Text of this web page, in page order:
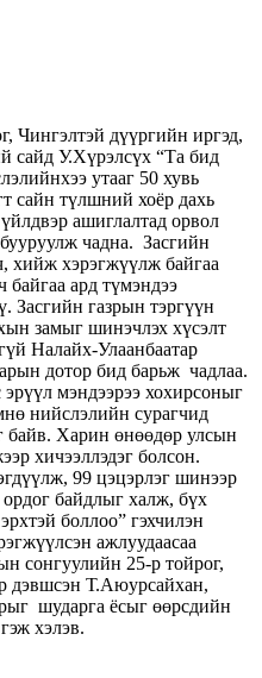
Чингэлтэй дүүргийн иргэд,
сайд У.Хүрэлсүх “Та бид
утааг 50 хувь
сайн түлшний хоёр дахь
ашиглалтад орвол
чадна. Засгийн
хийж хэрэгжүүлж байгаа
байгаа ард түмэндээ
Засгийн газрын тэргүүн
замыг шинэчлэх хүсэлт
Налайх-Улаанбаатар
дотор бид барьж чадлаа.
мэндээрээ хохирсоныг
нийслэлийн сурагчид
байв. Харин өнөөдөр улсын
хичээллэдэг болсон.
99 цэцэрлэг шинээр
ордог байдлыг халж, бүх
боллоо” гэхчилэн
ажлуудаасаа
сонгуулийн 25-р тойрог,
дэвшсэн Т.Аюурсайхан,
шударга ёсыг өөрсдийн
хэлэв.